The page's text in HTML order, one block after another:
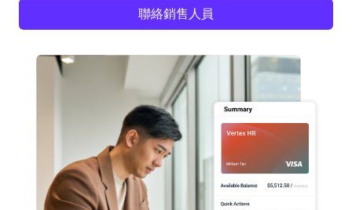
聯絡銷售人員